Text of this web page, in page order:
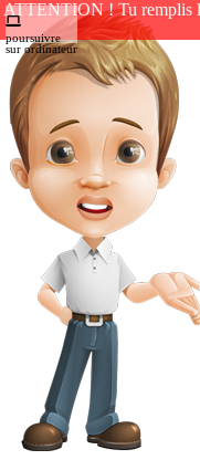
ATTENTION ! Tu remplis
poursuivre
sur ordinateur